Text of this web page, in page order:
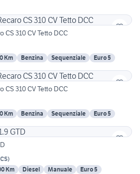
CS 310 CV Tetto DCC
Km Benzina Sequenziale
Euro 5
CS 310 CV Tetto DCC
Km Benzina Sequenziale
Euro 5
CS)
Km Diesel Manuale
Euro 5